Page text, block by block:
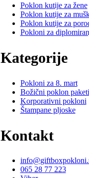
Poklon kutije za žene
Poklon kutije za
Poklon kutije za
Pokloni za
Kategorije
Pokloni za 8. mart
Božični poklon paketi
Korporativni pokloni
Štampane pljoske
Kontakt
065 28 77 223